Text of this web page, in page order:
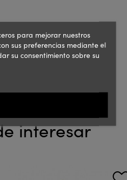
interesar
para mejorar nuestros
sus preferencias mediante el
su consentimiento sobre su